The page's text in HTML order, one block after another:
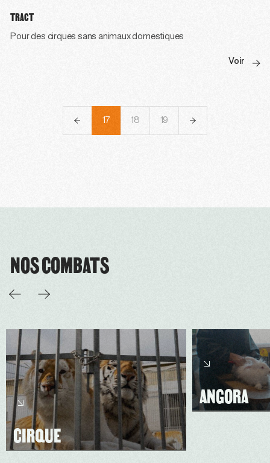
TRACT
Pour des cirques sans animaux domestiques
Voir
16 17 18 19 20
NOS COMBATS
CIRQUE
ANGORA